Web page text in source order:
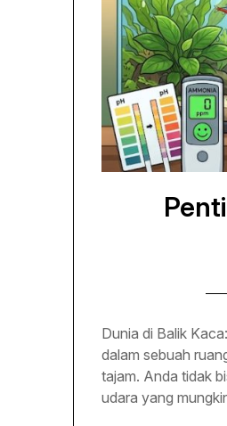
Dunia di Balik
dalam sebuah
tajam. Anda tidak
udara yang